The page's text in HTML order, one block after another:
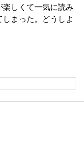
しくて一気に読み
まった。どうしよ